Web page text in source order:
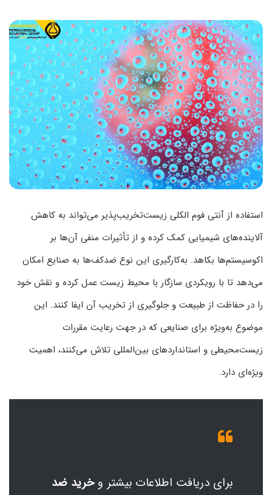
استفاده از آنتی فوم الکلی زیست‌تخریب‌پذیر می‌تواند به کاهش
آلاینده‌های شیمیایی کمک کرده و از تأثیرات منفی آن‌ها بر
اکوسیستم‌ها بکاهد. به‌کارگیری این نوع ضدکف‌ها به صنایع امکان
می‌دهد تا با رویکردی سازگار با محیط زیست عمل کرده و نقش خود
را در حفاظت از طبیعت و جلوگیری از تخریب آن ایفا کنند. این
موضوع به‌ویژه برای صنایعی که در جهت رعایت مقررات
زیست‌محیطی و استانداردهای بین‌المللی تلاش می‌کنند، اهمیت
ویژه‌ای دارد.
برای دریافت اطلاعات بیشتر وخرید ضد